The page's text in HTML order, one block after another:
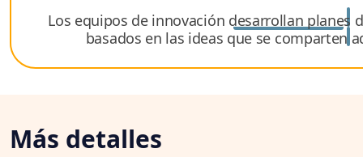
Los equipos de innovación desarrollan planes
basados en las ideas que se comparten
Más detalles